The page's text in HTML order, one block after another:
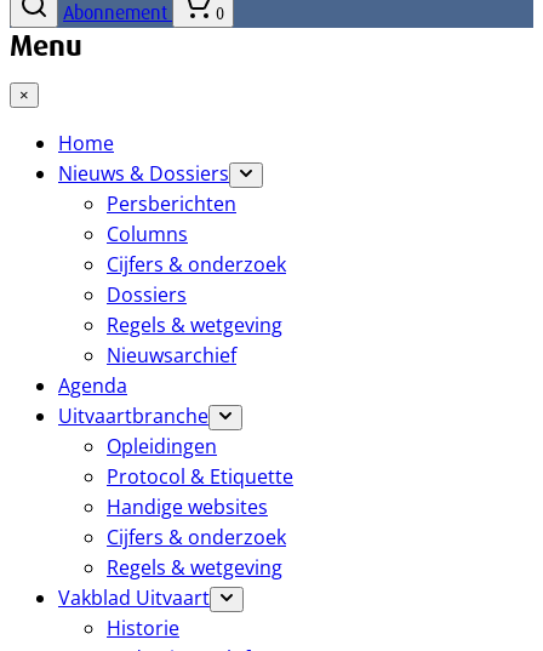
Abonnement 0
Menu
×
Home
Nieuws & Dossiers
Persberichten
Columns
Cijfers & onderzoek
Dossiers
Regels & wetgeving
Nieuwsarchief
Agenda
Uitvaartbranche
Opleidingen
Protocol & Etiquette
Handige websites
Cijfers & onderzoek
Regels & wetgeving
Vakblad Uitvaart
Historie